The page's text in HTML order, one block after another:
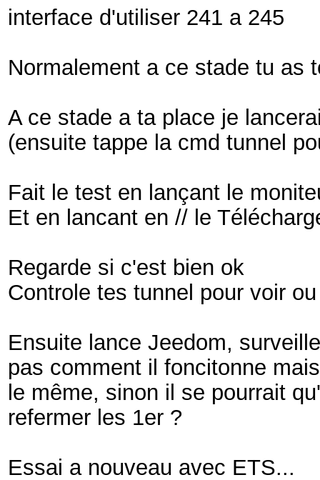
interface d'utiliser 241 a 245
Normalement a ce stade tu as
A ce stade a ta place je
(ensuite tappe la cmd tunnel
Fait le test en lançant le
Et en lancant en // le
Regarde si c'est bien ok
Controle tes tunnel pour voir
Ensuite lance Jeedom,
pas comment il foncitonne
le même, sinon il se pourrait
refermer les 1er ?
Essai a nouveau avec ETS...